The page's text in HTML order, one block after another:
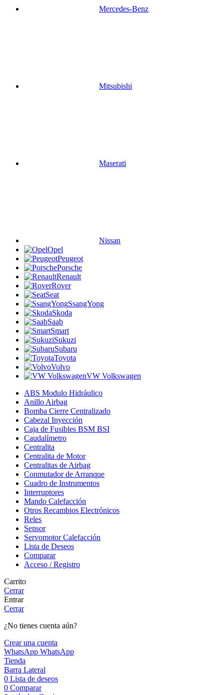
Mercedes-Benz
Mitsubishi
Maserati
Nissan
Opel
Peugeot
Porsche
Renault
Rover
Seat
SsangYong
Skoda
Saab
Smart
Sukuzi
Subaru
Toyota
Volvo
VW Volkswagen
ABS Modulo Hidráulico
Anillo Airbag
Bomba Cierre Centralizado
Cabezal Inyección
Caja de Fusibles BSM BSI
Caudalímetro
Centralita
Centralita de Motor
Centralitas de Airbag
Conmutador de Arranque
Cuadro de Instrumentos
Interruptores
Mando Calefacción
Otros Recambios Electrónicos
Reles
Sensor
Servomotor Calefacción
Lista de Deseos
Comparar
Acceso / Registro
Carrito
Cerrar
Entrar
Cerrar
¿No tienes cuenta aún?
Crear una cuenta
WhatsApp WhatsApp
Tienda
Barra Lateral
0 Lista de deseos
0 Comparar